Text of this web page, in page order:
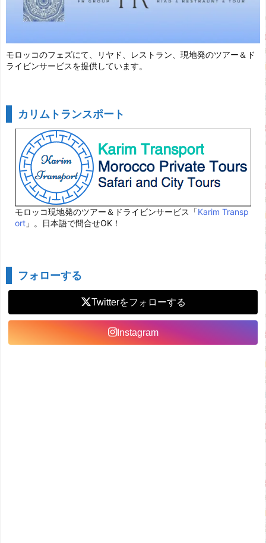
モロッコのフェズにて、リヤド、レストラン、現地発のツアー＆ド
ライビンサービスを提供しています。
カリムトランスポート
モロッコ現地発のツアー＆ドライビンサービス「Karim Transp
ort 」。日本語で問合せOK！
フォローする
Twitter
Instagram